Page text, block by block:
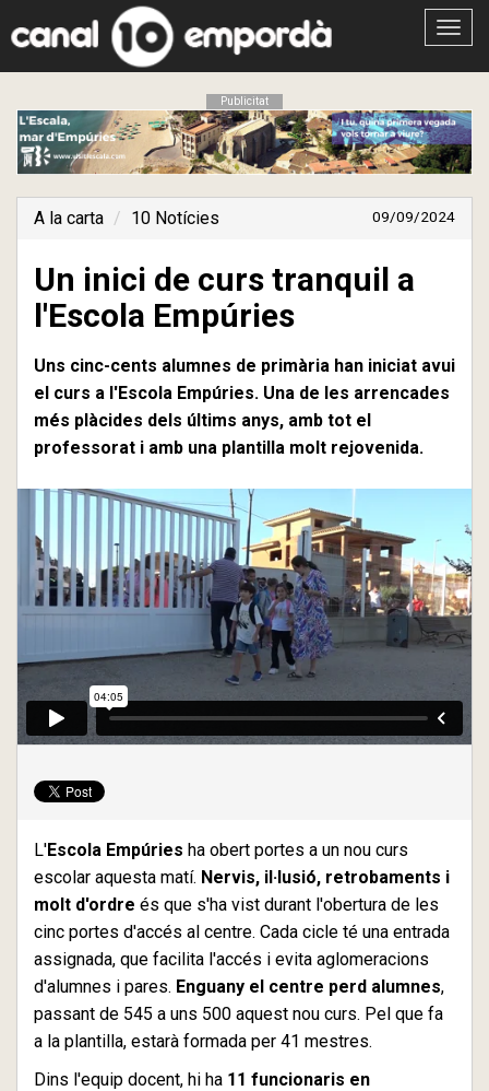
Obrir
Publicitat
A la carta 10 Notícies 09/09/2024
Un inici de curs tranquil a
l'Escola Empúries
Uns cinc-cents alumnes de primària han iniciat avui
el curs a l'Escola Empúries. Una de les arrencades
més plàcides dels últims anys, amb tot el
professorat i amb una plantilla molt rejovenida.
L'Escola Empúries ha obert portes a un nou curs
escolar aquesta matí. Nervis, il·lusió, retrobaments i
molt d'ordre és que s'ha vist durant l'obertura de les
cinc portes d'accés al centre. Cada cicle té una entrada
assignada, que facilita l'accés i evita aglomeracions
d'alumnes i pares. Enguany el centre perd alumnes,
passant de 545 a uns 500 aquest nou curs. Pel que fa
a la plantilla, estarà formada per 41 mestres.
Dins l'equip docent, hi ha 11 funcionaris en